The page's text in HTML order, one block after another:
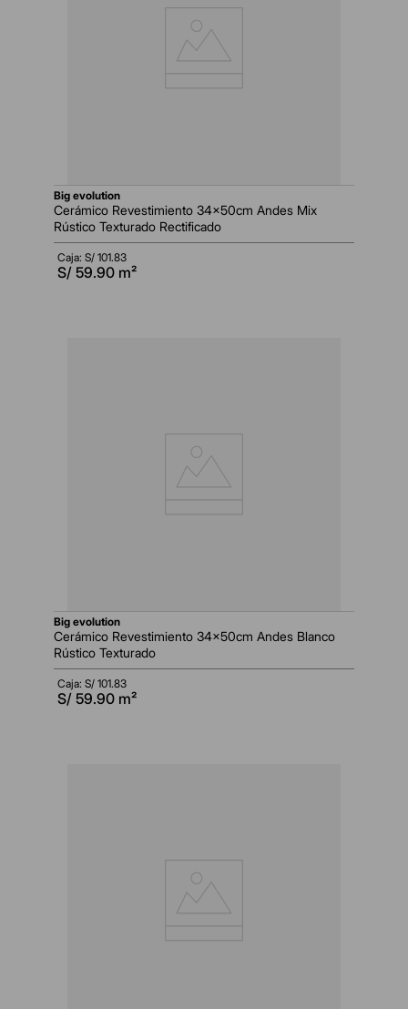
big evolution
Cerámico Revestimiento 34x50cm Andes Mix
Rústico Texturado Rectificado
Caja: S/ 101.83
S/ 59.90 m²
big evolution
Cerámico Revestimiento 34x50cm Andes Blanco
Rústico Texturado
Caja: S/ 101.83
S/ 59.90 m²